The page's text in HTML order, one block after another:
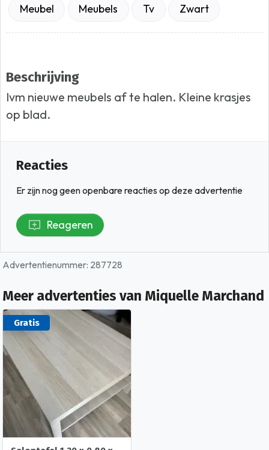
Meubel Meubels Tv Zwart
Beschrijving
Ivm nieuwe meubels af te halen. Kleine krasjes
op blad.
Reacties
Er zijn nog geen openbare reacties op deze advertentie
Reageren
Advertentienummer: 287728
Meer advertenties van Miquelle Marchand
Gratis